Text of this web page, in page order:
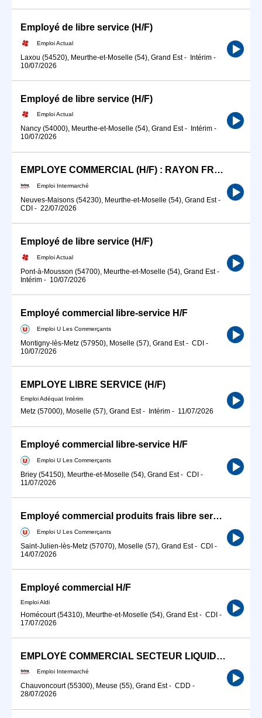
Employé de libre service (H/F)
Emploi Actual
Laxou (54520), Meurthe-et-Moselle (54), Grand Est- Intérim -
10/07/2026
Employé de libre service (H/F)
Emploi Actual
Nancy (54000), Meurthe-et-Moselle (54), Grand Est- Intérim -
10/07/2026
EMPLOYE COMMERCIAL (H/F) : RAYON FRAIS LIBRE-SERVICE
Emploi Intermarché
Neuves-Maisons (54230), Meurthe-et-Moselle (54), Grand Est-
CDI - 22/07/2026
Employé de libre service (H/F)
Emploi Actual
Pont-à-Mousson (54700), Meurthe-et-Moselle (54), Grand Est-
Intérim - 10/07/2026
Employé commercial libre-service H/F
Emploi U Les Commerçants
Montigny-lès-Metz (57950), Moselle (57), Grand Est- CDI -
10/07/2026
EMPLOYE LIBRE SERVICE (H/F)
Emploi Adéquat Intérim
Metz (57000), Moselle (57), Grand Est- Intérim - 11/07/2026
Employé commercial libre-service H/F
Emploi U Les Commerçants
Briey (54150), Meurthe-et-Moselle (54), Grand Est- CDI -
11/07/2026
Employé commercial produits frais libre service H/F
Emploi U Les Commerçants
Saint-Julien-lès-Metz (57070), Moselle (57), Grand Est- CDI -
14/07/2026
Employé commercial H/F
Emploi Aldi
Homécourt (54310), Meurthe-et-Moselle (54), Grand Est- CDI -
17/07/2026
EMPLOYÉ COMMERCIAL SECTEUR LIQUIDE (H/F)
Emploi Intermarché
Chauvoncourt (55300), Meuse (55), Grand Est- CDD -
28/07/2026